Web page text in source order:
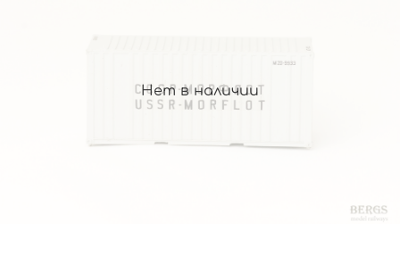
Нет в наличии